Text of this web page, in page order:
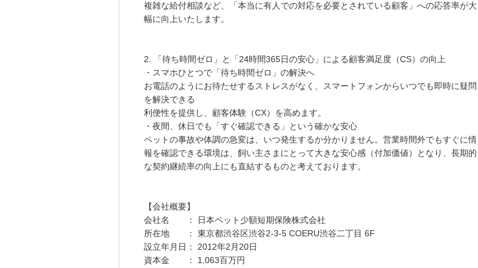
複雑な給付相談など、「本当に有人での対応を必要とされている顧客」への応答率が大
幅に向上いたします。
2. 「待ち時間ゼロ」と「24時間365日の安心」による顧客満足度（CS）の向上
・スマホひとつで「待ち時間ゼロ」の解決へ
お電話のようにお待たせするストレスがなく、スマートフォンからいつでも即時に疑問
を解決できる
利便性を提供し、顧客体験（CX）を高めます。
・夜間、休日でも「すぐ確認できる」という確かな安心
ペットの事故や体調の急変は、いつ発生するか分かりません。営業時間外でもすぐに情
報を確認できる環境は、飼い主さまにとって大きな安心感（付加価値）となり、長期的
な契約継続率の向上にも直結するものと考えております。
【会社概要】
会社名 ： 日本ペット少額短期保険株式会社
所在地 ： 東京都渋谷区渋谷2-3-5 COERU渋谷二丁目 6F
設立年月日： 2012年2月20日
資本金 ： 1,063百万円